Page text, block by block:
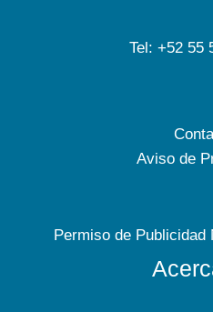
Tel: +52 55
Aviso de
Permiso de Publicidad